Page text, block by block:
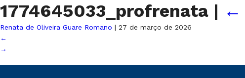
1774645033_profrenata | ←
Renata de Oliveira Guare Romano | 27 de março de 2026
←
→